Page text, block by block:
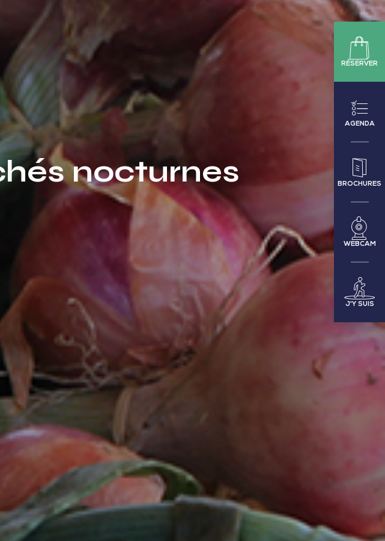
RÉSERVER
AGENDA
BROCHURES
WEBCAM
J'Y SUIS
nocturnes